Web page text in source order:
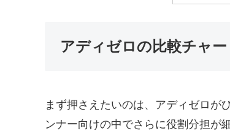
アディゼロの比較チャー
まず押さえたいのは、アディゼロが
ンナー向けの中でさらに役割分担が